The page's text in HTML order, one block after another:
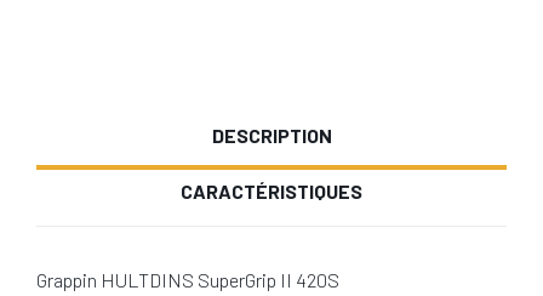
DESCRIPTION
CARACTÉRISTIQUES
Grappin HULTDINS SuperGrip II 420S